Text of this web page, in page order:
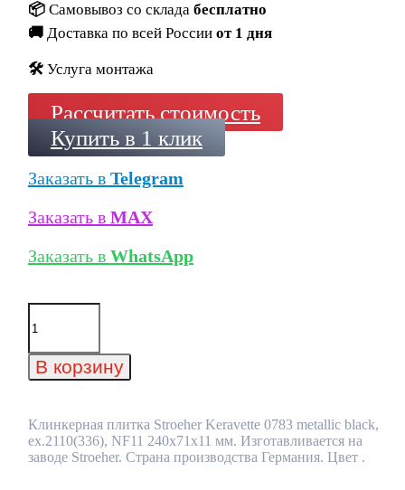
📦 Самовывоз со склада бесплатно
🚚 Доставка по всей России от 1 дня
🛠️ Услуга монтажа
Рассчитать стоимость
Купить в 1 клик
Заказать в Telegram
Заказать в MAX
Заказать в WhatsApp
Количество
товара
плитка
Stroeher
metallic
black,
ex.2110(336),
В корзину
Клинкерная плитка Stroeher Keravette 0783 metallic black,
ex.2110(336), NF11 240x71x11 мм. Изготавливается на
заводе Stroeher. Страна производства Германия. Цвет .